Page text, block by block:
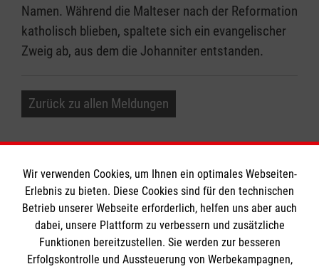
Namen. Während die Malteser nach der Reformation
katholisch blieben, spaltete sich ein evangelischer
Zweig ab, aus dem die Johanniter entstanden.
Zurück zu allen Meldungen
Informationen
Impressum
Wir verwenden Cookies, um Ihnen ein optimales Webseiten-
Erlebnis zu bieten. Diese Cookies sind für den technischen
Betrieb unserer Webseite erforderlich, helfen uns aber auch
dabei, unsere Plattform zu verbessern und zusätzliche
Funktionen bereitzustellen. Sie werden zur besseren
Erfolgskontrolle und Aussteuerung von Werbekampagnen,